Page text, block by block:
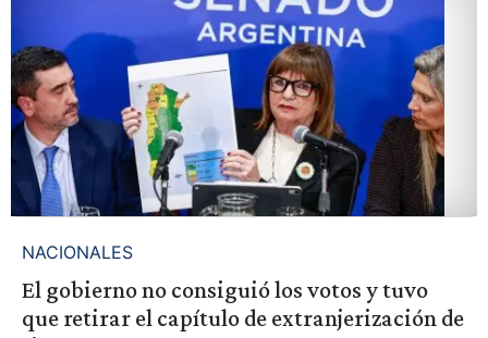
NACIONALES
El gobierno no consiguió los votos y tuvo
que retirar el capítulo de extranjerización de